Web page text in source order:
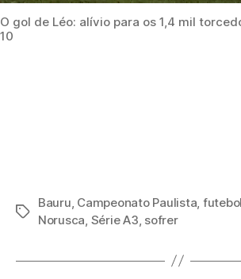
O gol de Léo: alívio para os 1,4 mil
10
Tags
Bauru, Campeonato Paulista, futebol
Norusca, Série A3, sofrer